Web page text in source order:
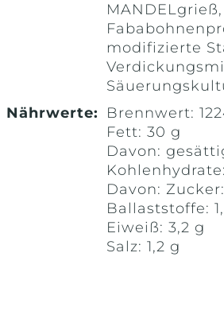
modifizierte
Nährwerte:
Brennwert:
Fett: 30 g
Davon:
Davon:
Ballaststoffe:
Eiweiß: 3,2 g
Salz: 1,2 g